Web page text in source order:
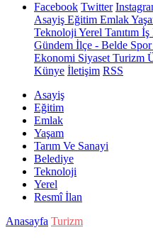
Facebook Twitter
Asayiş Eğitim Emlak
Teknoloji Yerel Tanıtım İş
Gündem İlçe - Belde Spor
Ekonomi Siyaset Turizm
Künye İletişim RSS
Asayiş
Eğitim
Emlak
Yaşam
Tarım Ve Sanayi
Belediye
Teknoloji
Yerel
Resmî İlan
Anasayfa Turizm